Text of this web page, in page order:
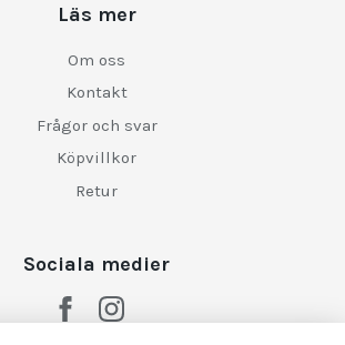
Läs mer
Om oss
Kontakt
Frågor och svar
Köpvillkor
Retur
Sociala medier